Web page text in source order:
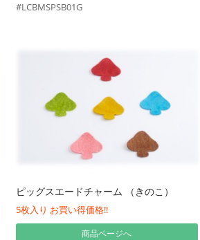
#LCBMSPSB01G
ピッグスエードチャーム （きのこ）
5枚入り お買い得価格!!
商品ページへ